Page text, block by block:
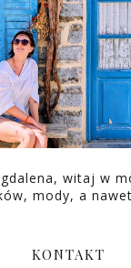
witaj w
mody, a
KONTAKT